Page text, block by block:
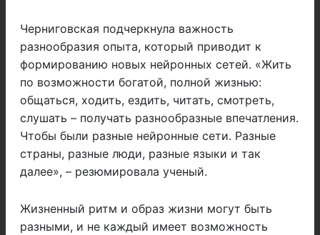
Черниговская подчеркнула важность
разнообразия опыта, который приводит к
формированию новых нейронных сетей. «Жить
по возможности богатой, полной жизнью:
общаться, ходить, ездить, читать, смотреть,
слушать – получать разнообразные впечатления.
Чтобы были разные нейронные сети. Разные
страны, разные люди, разные языки и так
далее», – резюмировала ученый.
Жизненный ритм и образ жизни могут быть
разными, и не каждый имеет возможность